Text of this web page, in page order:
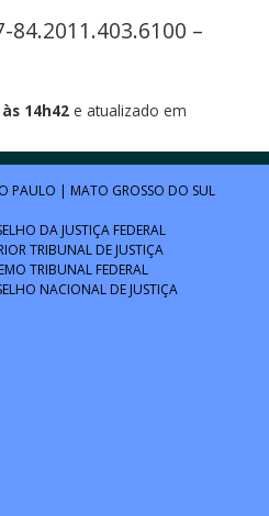
84.2011.403.6100 –
14h42e atualizado em
PAULO | MATO GROSSO DO SUL
DA JUSTIÇA FEDERAL
TRIBUNAL DE JUSTIÇA
TRIBUNAL FEDERAL
NACIONAL DE JUSTIÇA